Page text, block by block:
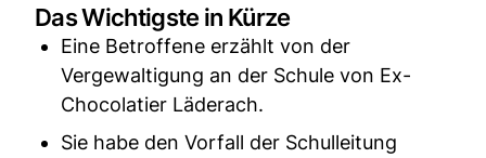
Das Wichtigste in Kürze
Eine Betroffene erzählt von der
Vergewaltigung an der Schule von Ex-
Chocolatier Läderach.
Sie habe den Vorfall der Schulleitung